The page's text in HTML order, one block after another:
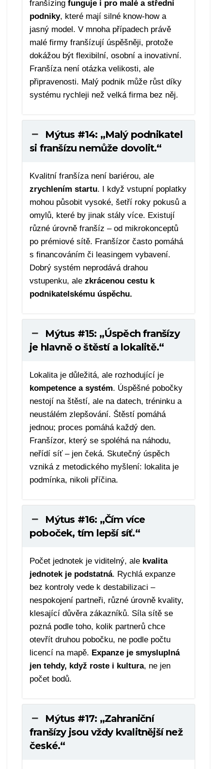
franšízing funguje i pro malé a střední
podniky, které mají silné know-how a
jasný model. V mnoha případech právě
malé firmy franšízují úspěšněji, protože
dokážou být flexibilní, osobní a inovativní.
Franšíza není otázka velikosti, ale
připravenosti. Malý podnik může růst díky
systému rychleji než velká firma bez něj.
Mýtus #14: „Malý podnikatel
si franšízu nemůže dovolit.“
Kvalitní franšíza není bariérou, ale
zrychlením startu. I když vstupní poplatky
mohou působit vysoké, šetří roky pokusů a
omylů, které by jinak stály více. Existují
různé úrovně franšíz – od mikrokonceptů
po prémiové sítě. Franšízor často pomáhá
s financováním či leasingem vybavení.
Dobrý systém neprodává drahou
vstupenku, ale zkrácenou cestu k
podnikatelskému úspěchu.
Mýtus #15: „Úspěch franšízy
je hlavně o štěstí a lokalitě.“
Lokalita je důležitá, ale rozhodující je
kompetence a systém. Úspěšné pobočky
nestojí na štěstí, ale na datech, tréninku a
neustálém zlepšování. Štěstí pomáhá
jednou; proces pomáhá každý den.
Franšízor, který se spoléhá na náhodu,
neřídí síť – jen čeká. Skutečný úspěch
vzniká z metodického myšlení: lokalita je
podmínka, nikoli příčina.
Mýtus #16: „Čím více
poboček, tím lepší síť.“
Počet jednotek je viditelný, ale kvalita
jednotek je podstatná. Rychlá expanze
bez kontroly vede k destabilizaci –
nespokojení partneři, různé úrovně kvality,
klesající důvěra zákazníků. Síla sítě se
pozná podle toho, kolik partnerů chce
otevřít druhou pobočku, ne podle počtu
licencí na mapě. Expanze je smysluplná
jen tehdy, když roste i kultura, ne jen
počet bodů.
Mýtus #17: „Zahraniční
franšízy jsou vždy kvalitnější než
české.“